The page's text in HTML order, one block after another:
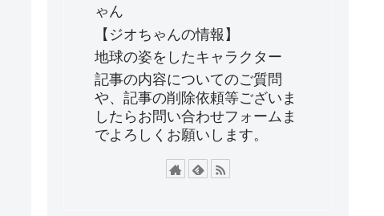
ゃん
【ジオちゃんの情報】
地球の姿をしたキャラクター
記事の内容についてのご質問
や、記事の削除依頼等ございま
したらお問い合わせフォームま
でよろしくお願いします。